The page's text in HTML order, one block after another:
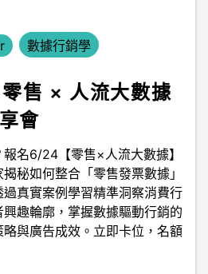
數據行銷學
零售 × 人流大數據
會
名6/24【零售×人流大數據】
秘如何整合「零售發票數據」
真實案例學習精準洞察消費行
趣輪廓，掌握數據驅動行銷的
與廣告成效。立即卡位，名額